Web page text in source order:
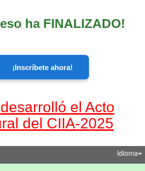
ha FINALIZADO!
¡Inscríbete ahora!
el Acto
del CIIA-2025
Idioma